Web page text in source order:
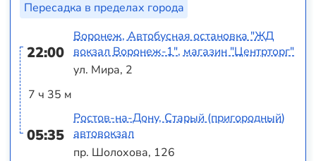
Пересадка в пределах города
22:00
7 ч 35 м
05:35
Воронеж, Автобусная остановка "ЖД
вокзал Воронеж-1", магазин "Центрторг"
ул. Мира, 2
Ростов-на-Дону, Старый (пригородный)
автовокзал
пр. Шолохова, 126